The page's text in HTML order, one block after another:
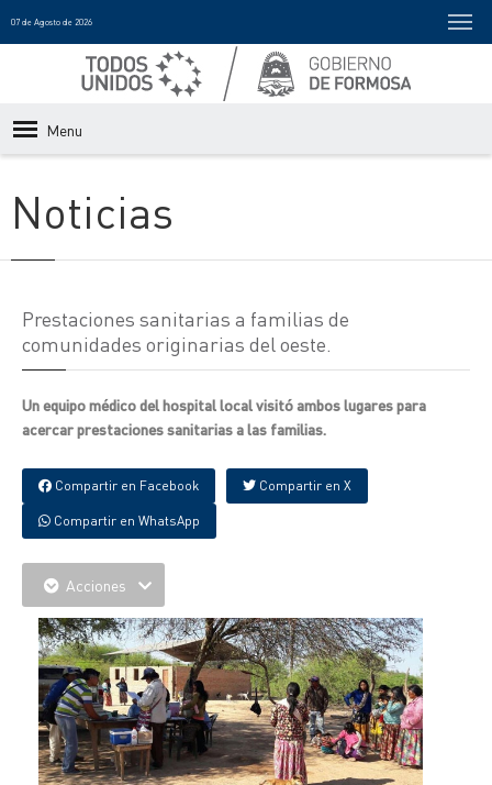
07 de Agosto de 2026
Menu
Noticias
Prestaciones sanitarias a familias de
comunidades originarias del oeste.
Un equipo médico del hospital local visitó ambos lugares para
acercar prestaciones sanitarias a las familias.
Compartir en Facebook Compartir en X
Compartir en WhatsApp
Acciones